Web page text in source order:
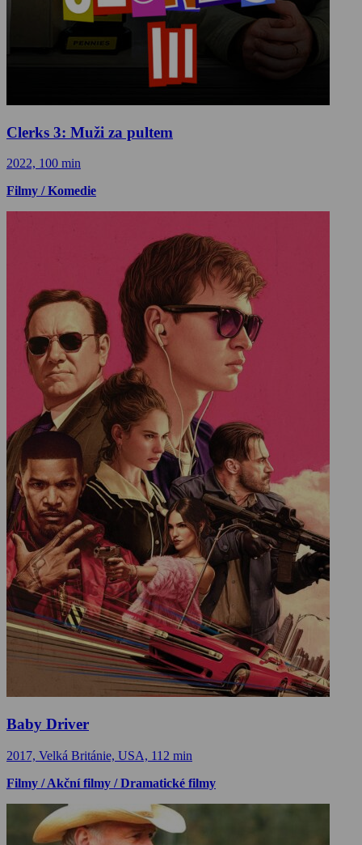
Clerks 3: Muži za pultem
2022, 100 min
Filmy / Komedie
Baby Driver
2017, Velká Británie, USA, 112 min
Filmy / Akční filmy / Dramatické filmy